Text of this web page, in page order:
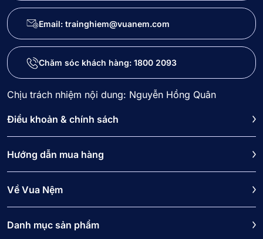
Email: trainghiem@vuanem.com
Chăm sóc khách hàng: 1800 2093
Chịu trách nhiệm nội dung: Nguyễn Hồng Quân
Điều khoản & chính sách
Hướng dẫn mua hàng
Về Vua Nệm
Danh mục sản phẩm